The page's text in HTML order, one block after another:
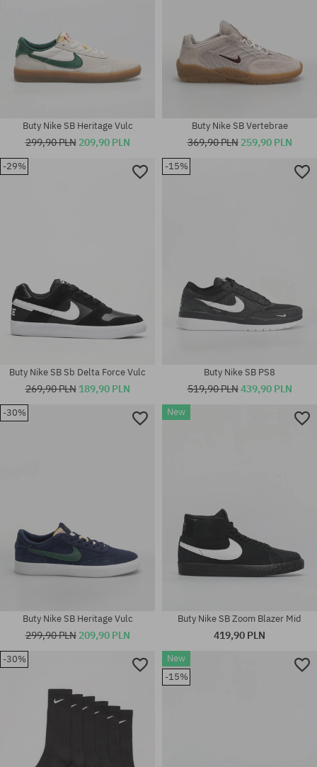
38; 38.5; 39; 40; 40.5; 41; 42;
42.5; 43; 44; 44.5; 45; 45.5; 46;
Dostępne rozmiary:
Buty Nike SB Heritage Vulc
299,90 PLN 209,90 PLN
Buty Nike SB Vertebrae
369,90 PLN 259,90 PLN
-29%
39; 42; 44.5; 45; 45.5; 47.5
Buty Nike SB Sb Delta Force Vulc
269,90 PLN 189,90 PLN
-15%
Dostępne rozmiary:
Buty Nike SB PS8
519,90 PLN439,90 PLN
-30%
Buty Nike SB Heritage Vulc
299,90 PLN 209,90 PLN
New
Buty Nike SB Zoom Blazer Mid
419,90 PLN
-30%
New
-15%